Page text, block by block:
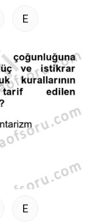
E
E